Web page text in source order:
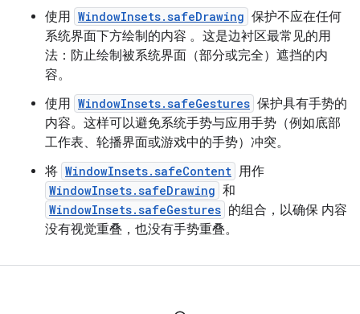
使用 WindowInsets.safeDrawing 保护不应在任何
系统界面下方绘制的内容 。这是边衬区最常见的用
法：防止绘制被系统界面（部分或完全）遮挡的内
容。
使用 WindowInsets.safeGestures 保护具有手势的
内容。这样可以避免系统手势与应用手势（例如底部
工作表、轮播界面或游戏中的手势）冲突。
将 WindowInsets.safeContent 用作
WindowInsets.safeDrawing 和
WindowInsets.safeGestures 的组合，以确保 内容
没有视觉重叠，也没有手势重叠。